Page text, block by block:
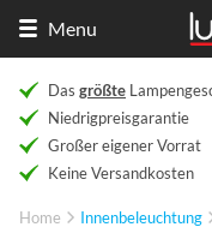
Menu
Das größte
Niedrigpreisgarantie
Großer eigener Vorrat
Keine Versandkosten
Home Innenbeleuchtung